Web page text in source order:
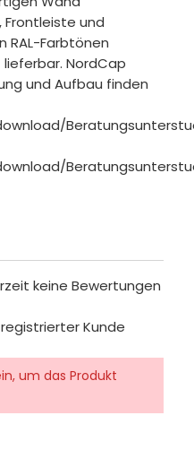
Frontleiste und
RAL-Farbtönen
NordCap
und Aufbau finden
keine Bewertungen
Kunde
um das Produkt